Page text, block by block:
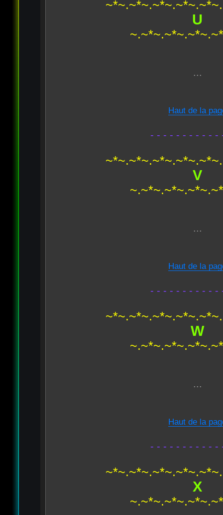
U
...
Haut de la
- - - - - - - - - - -
V
...
Haut de la
- - - - - - - - - - -
W
...
Haut de la
- - - - - - - - - - -
X